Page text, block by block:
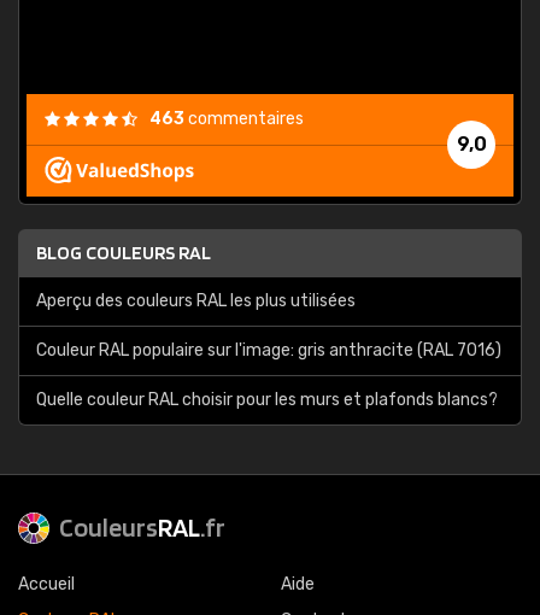
9,0
463commentaires
BLOG COULEURS RAL
Aperçu des couleurs RAL les plus utilisées
Couleur RAL populaire sur l'image: gris anthracite (RAL 7016)
Quelle couleur RAL choisir pour les murs et plafonds blancs?
CouleursRAL.fr
Accueil
Aide